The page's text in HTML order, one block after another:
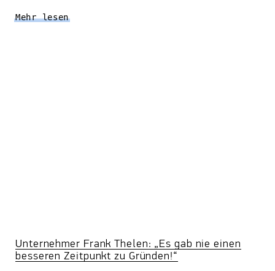
Mehr lesen
Unternehmer Frank Thelen: „Es gab nie einen
besseren Zeitpunkt zu Gründen!“